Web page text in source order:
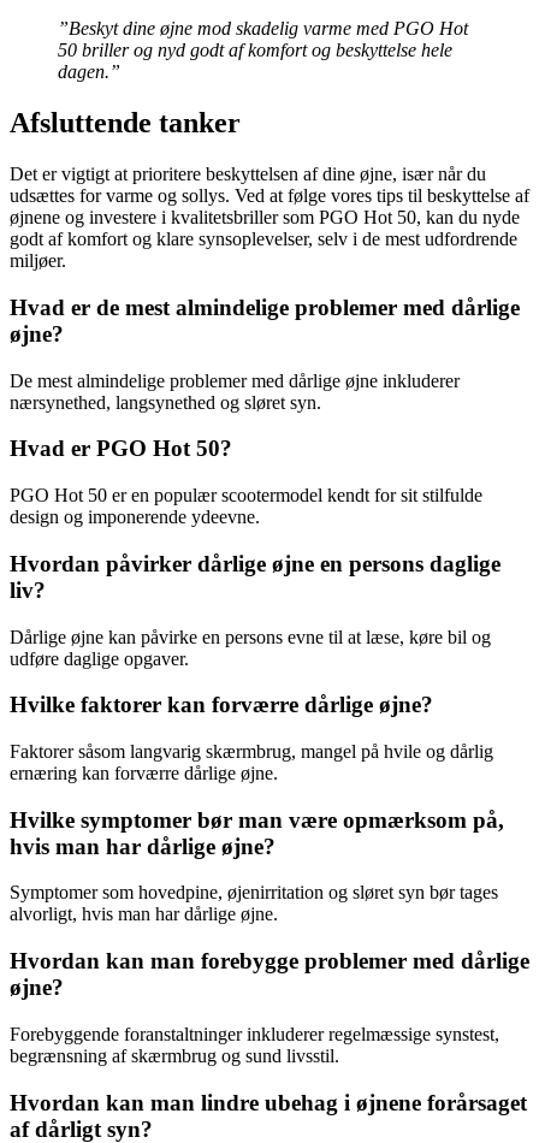
”Beskyt dine øjne mod skadelig varme med PGO Hot
50 briller og nyd godt af komfort og beskyttelse hele
dagen.”
Afsluttende tanker
Det er vigtigt at prioritere beskyttelsen af dine øjne, især når du
udsættes for varme og sollys. Ved at følge vores tips til beskyttelse af
øjnene og investere i kvalitetsbriller som PGO Hot 50, kan du nyde
godt af komfort og klare synsoplevelser, selv i de mest udfordrende
miljøer.
Hvad er de mest almindelige problemer med dårlige
øjne?
De mest almindelige problemer med dårlige øjne inkluderer
nærsynethed, langsynethed og sløret syn.
Hvad er PGO Hot 50?
PGO Hot 50 er en populær scootermodel kendt for sit stilfulde
design og imponerende ydeevne.
Hvordan påvirker dårlige øjne en persons daglige
liv?
Dårlige øjne kan påvirke en persons evne til at læse, køre bil og
udføre daglige opgaver.
Hvilke faktorer kan forværre dårlige øjne?
Faktorer såsom langvarig skærmbrug, mangel på hvile og dårlig
ernæring kan forværre dårlige øjne.
Hvilke symptomer bør man være opmærksom på,
hvis man har dårlige øjne?
Symptomer som hovedpine, øjenirritation og sløret syn bør tages
alvorligt, hvis man har dårlige øjne.
Hvordan kan man forebygge problemer med dårlige
øjne?
Forebyggende foranstaltninger inkluderer regelmæssige synstest,
begrænsning af skærmbrug og sund livsstil.
Hvordan kan man lindre ubehag i øjnene forårsaget
af dårligt syn?